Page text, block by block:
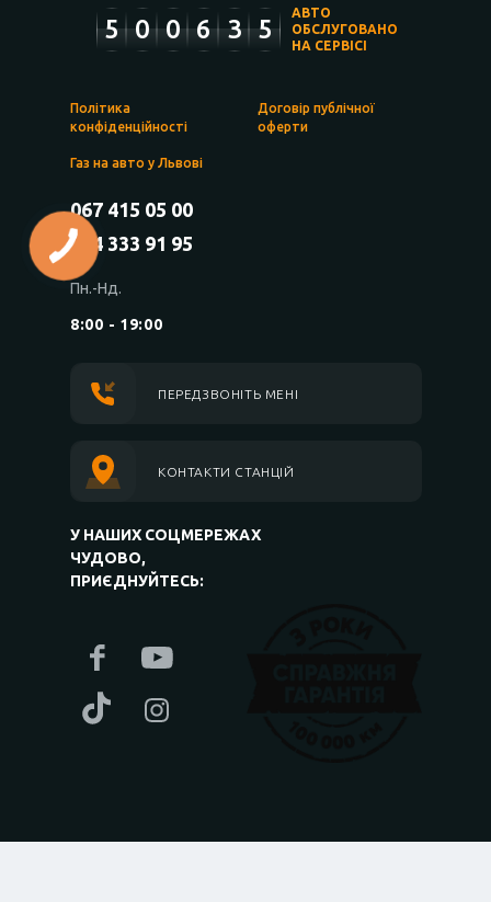
5 0 0 6 3 5
АВТО
ОБСЛУГОВАНО
НА СЕРВІСІ
Політика
конфіденційності
Договір публічної
оферти
Газ на авто у Львові
067 415 05 00
044 333 91 95
Пн.-Нд.
8:00 - 19:00
ПЕРЕДЗВОНІТЬ МЕНІ
КОНТАКТИ СТАНЦІЙ
У НАШИХ СОЦМЕРЕЖАХ
ЧУДОВО,
ПРИЄДНУЙТЕСЬ: